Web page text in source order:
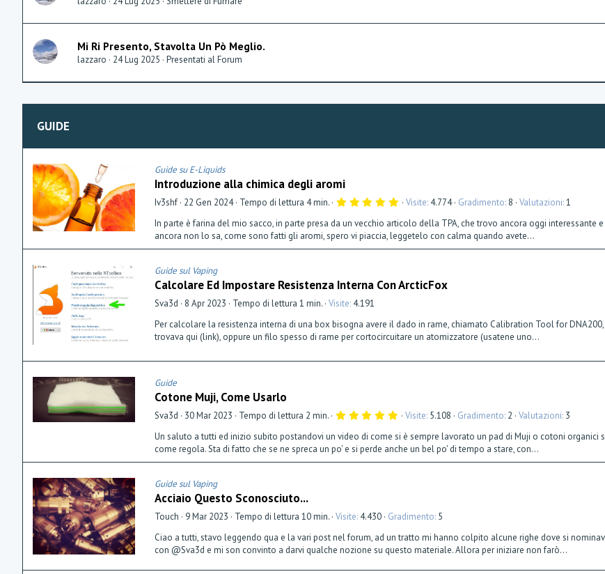
Mi Ri Presento, Stavolta Un Pò Meglio.
lazzaro 24 Lug 2025 Presentati al Forum
GUIDE
Guide su E-Liquids
Introduzione alla chimica degli aromi
Iv3shf 22 Gen 2024 Tempo di lettura 4 min. 5
0
0
s
t
a
(
Visite 4.774 Gradimento 8 Valutazioni 1
In parte è farina del mio sacco, in parte presa da un vecchio articolo della TPA, che trovo ancora oggi
ancora non lo sa, come sono fatti gli aromi, spero vi piaccia, leggetelo con calma quando avete...
Guide sul Vaping
Calcolare Ed Impostare Resistenza Interna Con ArcticFox
Sva3d 8 Apr 2023 Tempo di lettura 1 min. Visite 4.191
Per calcolare la resistenza interna di una box bisogna avere il dado in rame, chiamato Calibration Tool for
trovava qui (link), oppure un filo spesso di rame per cortocircuitare un atomizzatore (usatene uno...
Guide
Cotone Muji, Come Usarlo
Sva3d 30 Mar 2023 Tempo di lettura 2 min. 5
0
0
s
t
e
)
Visite 5.108 Gradimento 2 Valutazioni 3
Un saluto a tutti ed inizio subito postandovi un video di come si è sempre lavorato un pad di Muji o cotoni organici
come regola. Sta di fatto che se ne spreca un po' e si perde anche un bel po' di tempo a stare, con...
Guide sul Vaping
Acciaio Questo Sconosciuto...
Touch 9 Mar 2023 Tempo di lettura 10 min. Visite 4.430 Gradimento 5
Ciao a tutti, stavo leggendo qua e la vari post nel forum, ad un tratto mi hanno colpito alcune righe dove si
con @Sva3d e mi son convinto a darvi qualche nozione su questo materiale. Allora per iniziare non farò...